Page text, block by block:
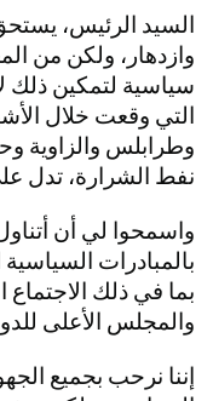
السيد الرئيس،
وازدهار، ولكن من
سياسية لتمكين ذلك
التي وقعت خلال
وطرابلس والزاوية
نفط الشرارة، تدل
واسمحوا لي أن
بالمبادرات السياسية
بما في ذلك
والمجلس الأعلى
إننا نرحب بجميع